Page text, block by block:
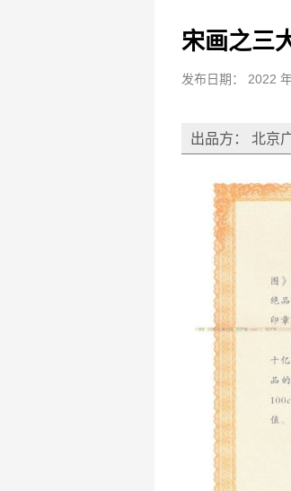
宋画之三
发布日期： 2022
出品方： 北京